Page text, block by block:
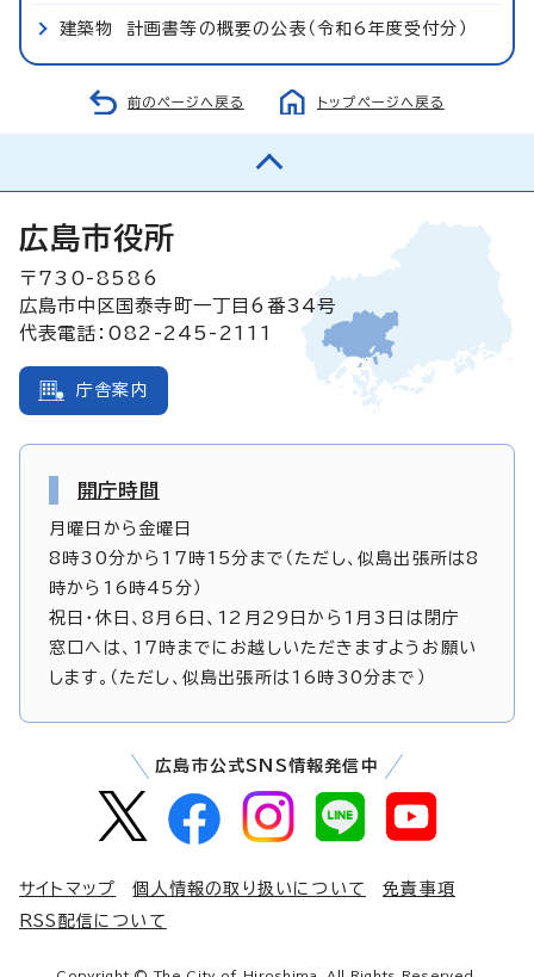
建築物 計画書等の概要の公表（令和6年度受付分）
前のページへ戻る トップページへ戻る
広島市役所
〒730-8586
広島市中区国泰寺町一丁目6番34号
代表電話：082-245-2111
庁舎案内
開庁時間
月曜日から金曜日
8時30分から17時15分まで（ただし、似島出張所は8
時から16時45分）
祝日・休日、8月6日、12月29日から1月3日は閉庁
窓口へは、17時までにお越しいただきますようお願い
します。（ただし、似島出張所は16時30分まで）
広島市公式SNS情報発信中
サイトマップ 個人情報の取り扱いについて
免責事項
RSS配信について